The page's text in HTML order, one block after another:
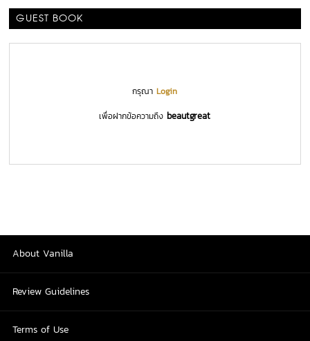
GUEST BOOK
กรุณาLogin
เพื่อฝากข้อความถึงbeautgreat
About Vanilla
Review Guidelines
Terms of Use